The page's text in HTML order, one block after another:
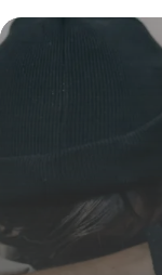
Pro